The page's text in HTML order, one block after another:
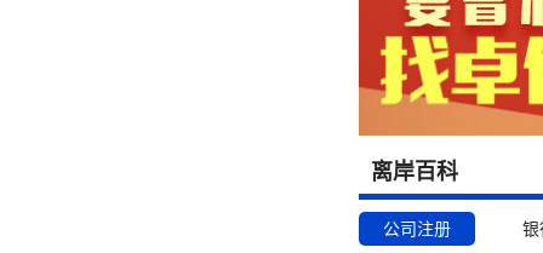
离岸百科
公司注册 银